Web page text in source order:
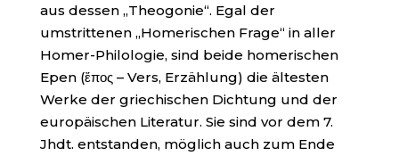
aus dessen „Theogonie“. Egal der
umstrittenen „Homerischen Frage“ in aller
Homer-Philologie, sind beide homerischen
Epen (ἔπος – Vers, Erzählung) die ältesten
Werke der griechischen Dichtung und der
europäischen Literatur. Sie sind vor dem 7.
Jhdt. entstanden, möglich auch zum Ende